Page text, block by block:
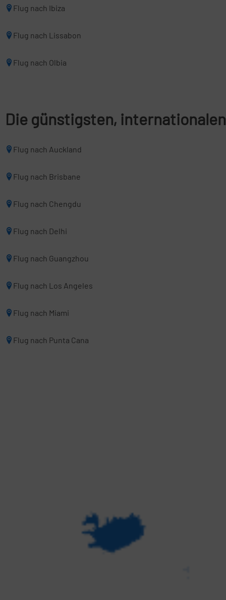
Flug nach Ibiza
Flug nach Lissabon
Flug nach Olbia
Die günstigsten,
Flug nach Auckland
Flug nach Brisbane
Flug nach Chengdu
Flug nach Delhi
Flug nach Guangzhou
Flug nach Los Angeles
Flug nach Miami
Flug nach Punta Cana